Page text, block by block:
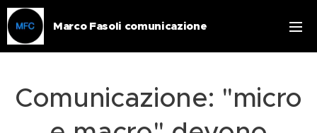
Marco Fasoli comunicazione
Comunicazione: "micro